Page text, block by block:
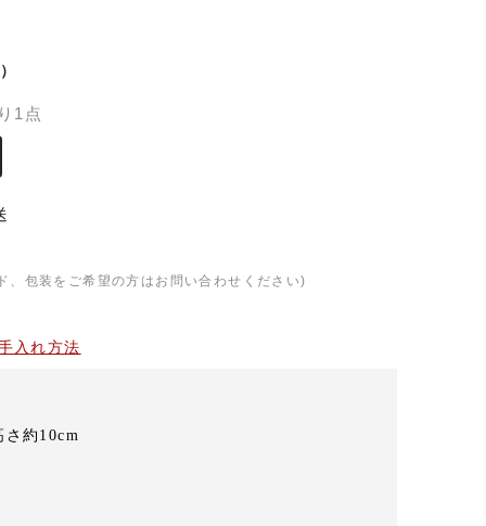
1点
包装をご希望の方はお問い合わせください)
入れ方法
さ約10cm